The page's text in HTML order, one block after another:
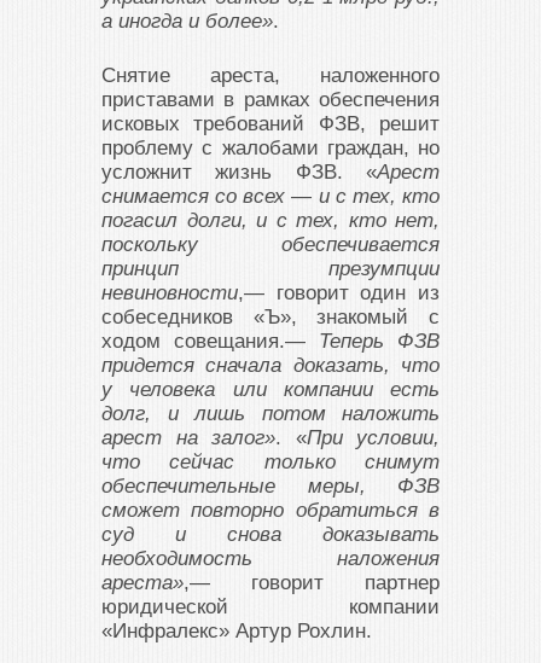
а иногда и более».
Снятие ареста, наложенного
приставами в рамках обеспечения
исковых требований ФЗВ, решит
проблему с жалобами граждан, но
усложнит жизнь ФЗВ. «Арест
снимается со всех — и с тех, кто
погасил долги, и с тех, кто нет,
поскольку обеспечивается
принцип презумпции
невиновности,— говорит один из
собеседников «Ъ», знакомый с
ходом совещания.— Теперь ФЗВ
придется сначала доказать, что
у человека или компании есть
долг, и лишь потом наложить
арест на залог». «При условии,
что сейчас только снимут
обеспечительные меры, ФЗВ
сможет повторно обратиться в
суд и снова доказывать
необходимость наложения
ареста»,— говорит партнер
юридической компании
«Инфралекс» Артур Рохлин.